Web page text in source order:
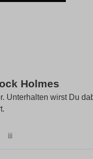
Holmes
Unterhalten wirst Du
jjj